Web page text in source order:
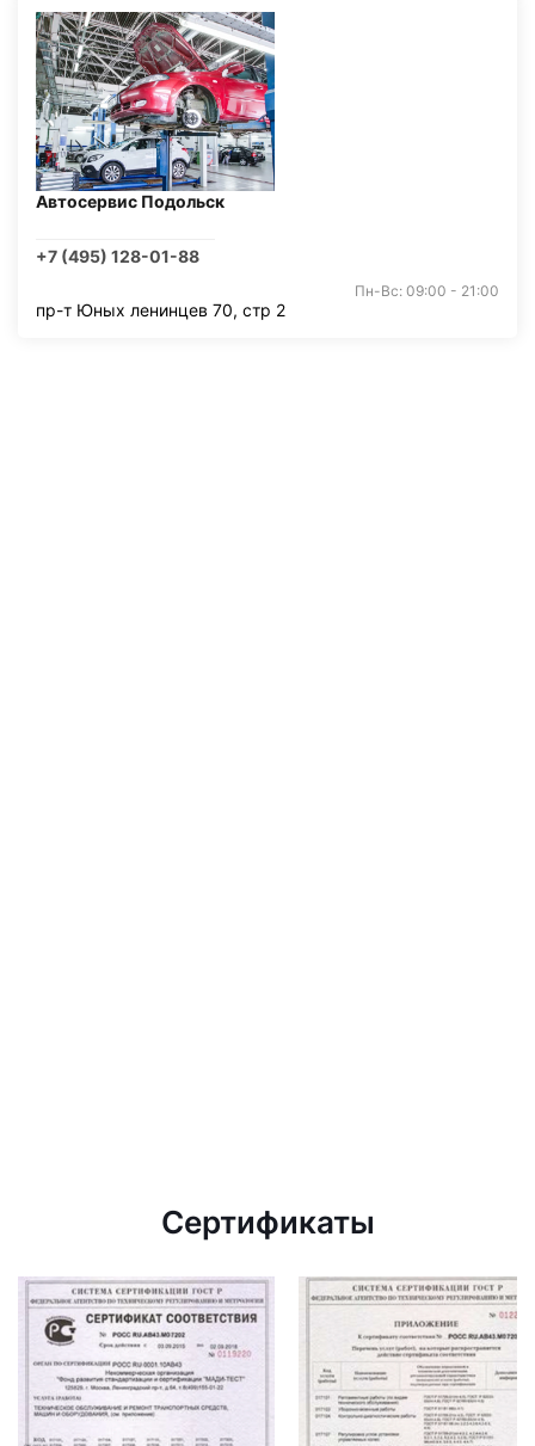
Автосервис Подольск
+7 (495) 128-01-88
Пн-Вс: 09:00 - 21:00
пр-т Юных ленинцев 70, стр 2
Сертификаты